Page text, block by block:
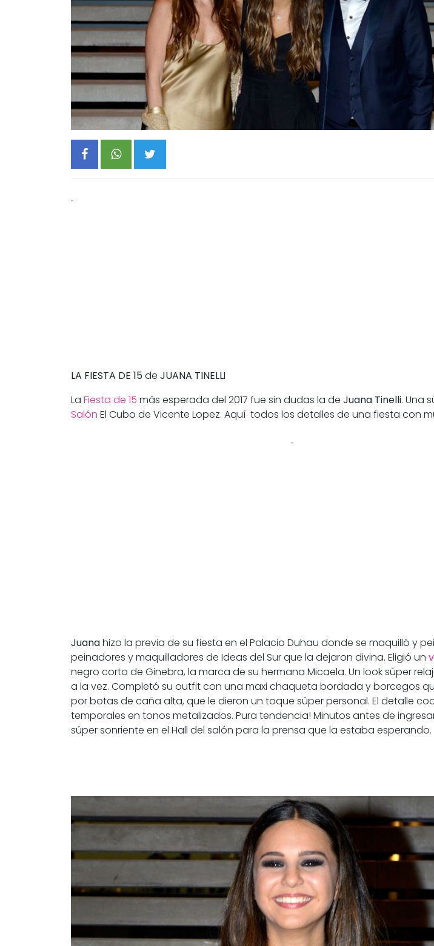
LA FIESTA DE 15de JUANA TINELLI
La Fiesta de 15 más esperada del 2017 fue sin dudas la de Juana Tinelli. Una
Salón El Cubo de Vicente Lopez. Aquí todos los detalles de una fiesta con
Juanahizo la previa de su fiesta en el Palacio Duhau donde se maquilló y
peinadores y maquilladores de Ideas del Sur que la dejaron divina. Eligió un
negro corto de Ginebra, la marca de su hermana Micaela. Un look súper
a la vez. Completó su outfit con una maxi chaqueta bordada y borcegos
por botas de caña alta, que le dieron un toque súper personal. El detalle
temporales en tonos metalizados. Pura tendencia! Minutos antes de
súper sonriente en el Hall del salón para la prensa que la estaba esperando.